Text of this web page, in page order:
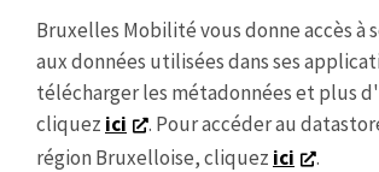
Bruxelles Mobilité vous donne accès à
aux données utilisées dans ses
télécharger les métadonnées et plus
cliquez ici
. Pour accéder au
région Bruxelloise, cliquez ici .